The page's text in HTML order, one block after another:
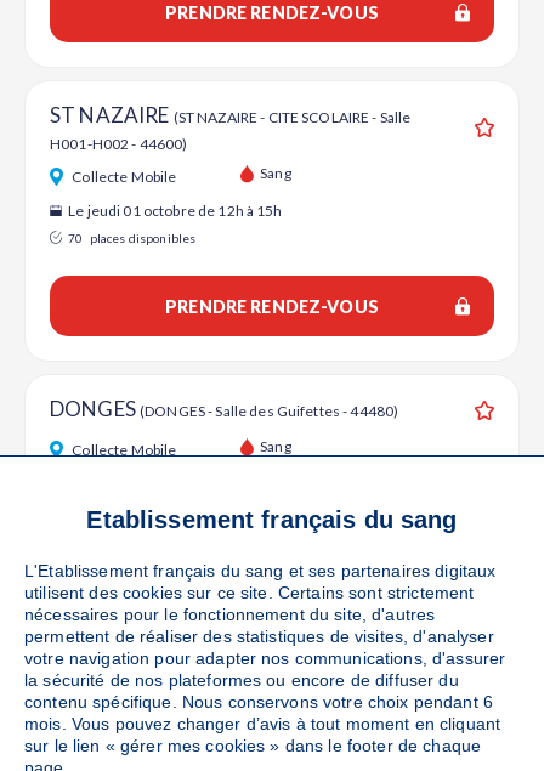
PRENDRE RENDEZ-VOUS
ST NAZAIRE (ST NAZAIRE - CITE SCOLAIRE - Salle
H001-H002 - 44600)
Collecte Mobile Sang
Le jeudi 01 octobre de 12h à 15h
70 places disponibles
PRENDRE RENDEZ-VOUS
DONGES (DONGES - Salle des Guifettes - 44480)
Collecte Mobile Sang
places disponibles
PRENDRE RENDEZ-VOUS
ST BREVIN LES PINS(ST BREVIN LES PINS - SALLE
DE L ETOILE DE JADE - 44250)
Collecte Mobile Sang
Etablissement français du sang
L'Etablissement français du sang et ses partenaires digitaux
utilisent des cookies sur ce site. Certains sont strictement
nécessaires pour le fonctionnement du site, d'autres
permettent de réaliser des statistiques de visites, d'analyser
votre navigation pour adapter nos communications, d'assurer
la sécurité de nos plateformes ou encore de diffuser du
contenu spécifique. Nous conservons votre choix pendant 6
mois. Vous pouvez changer d’avis à tout moment en cliquant
sur le lien « gérer mes cookies » dans le footer de chaque